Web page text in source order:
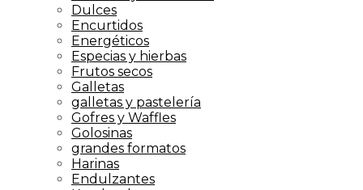
Dulces
Encurtidos
Energéticos
Especias y hierbas
Frutos secos
Galletas
galletas y pastelería
Gofres y Waffles
Golosinas
grandes formatos
Harinas
Endulzantes